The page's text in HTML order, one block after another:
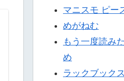
マニスモ ピー
めがねむ
もう一度読み
め
ラックブックス